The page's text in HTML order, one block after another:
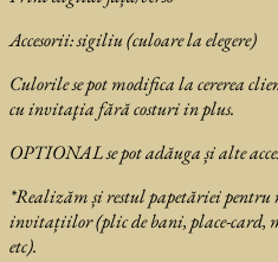
Accesorii: sigiliu (culoare la elegere)
Culorile se pot modifica la cererea
cu invitaţia fără costuri in plus.
OPTIONAL se pot adăuga și alte
*Realizăm și restul papetăriei
invitațiilor (plic de bani, place-
etc).